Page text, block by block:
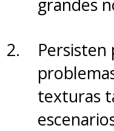
Persisten
texturas